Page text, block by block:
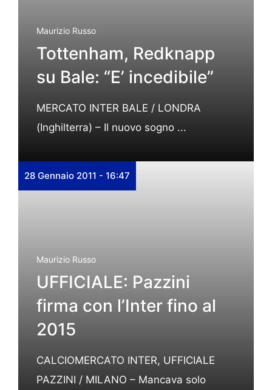
Maurizio Russo
Tottenham, Redknapp
su Bale: “E’ incedibile”
MERCATO INTER BALE / LONDRA
(Inghilterra) – Il nuovo sogno ...
28 Gennaio 2011 - 16:47
Maurizio Russo
UFFICIALE: Pazzini
firma con l’Inter fino al
2015
CALCIOMERCATO INTER, UFFICIALE
PAZZINI / MILANO – Mancava solo